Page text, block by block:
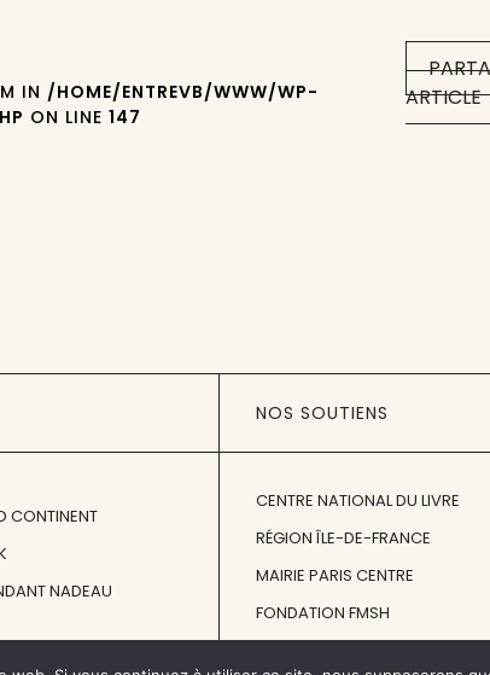
ARTICLE
IN /HOME/ENTREVB/WWW/WP-
ON LINE147
CONTINENT
NADEAU
NOS SOUTIENS
CENTRE NATIONAL DU LIVRE
RÉGION ÎLE-DE-FRANCE
MAIRIE PARIS CENTRE
FONDATION FMSH